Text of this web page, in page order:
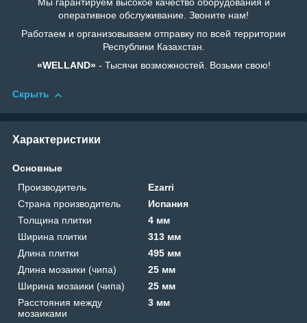
Мы гарантируем высокое качество оборудования и
оперативное обслуживание. Звоните нам!
Работаем и организовываем отправку по всей территории
Республики Казахстан.
«WELLAND»- Тысячи возможностей. Возьми свою!
Скрыть
Характеристики
Основные
Производитель
Ezarri
Страна производитель
Испания
Толщина плитки
4 мм
Ширина плитки
313 мм
Длина плитки
495 мм
Длина мозаики (чипа)
25 мм
Ширина мозаики (чипа)
25 мм
Расстояния между
мозаиками
3 мм